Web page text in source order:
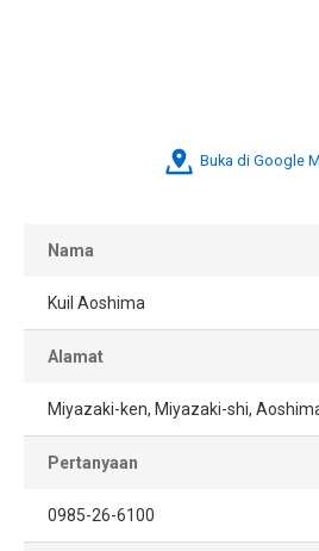
Buka di Google
Nama
Kuil Aoshima
Alamat
Miyazaki-ken, Miyazaki-shi,
Pertanyaan
0985-26-6100